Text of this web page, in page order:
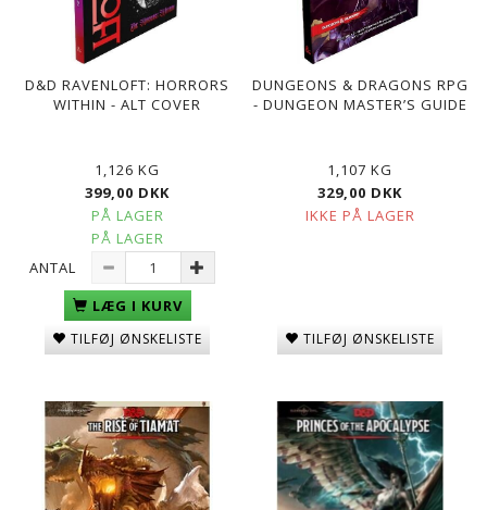
D&D RAVENLOFT: HORRORS
WITHIN - ALT COVER
1,126 KG
399,00 DKK
PÅ LAGER
PÅ LAGER
ANTAL
LÆG I KURV
TILFØJ ØNSKELISTE
DUNGEONS & DRAGONS RPG
- DUNGEON MASTER’S GUIDE
1,107 KG
329,00 DKK
IKKE PÅ LAGER
TILFØJ ØNSKELISTE